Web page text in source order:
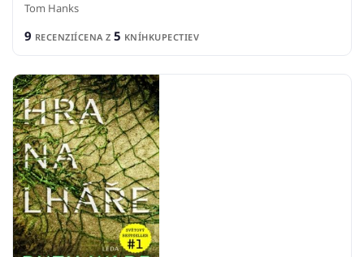
Tom Hanks
9 RECENZIÍCENA Z 5 KNÍHKUPECTIEV